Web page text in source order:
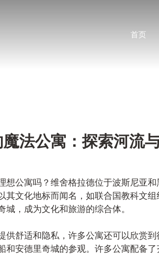
首页
法公寓：探索河流
想公寓吗？维舍格拉德位于波斯尼亚
其文化地标而闻名，如联合国教科文
，成为文化和旅游的综合体。
供舒适和隐私，许多公寓还可以欣赏
和安德里奇城的参观。许多公寓配备